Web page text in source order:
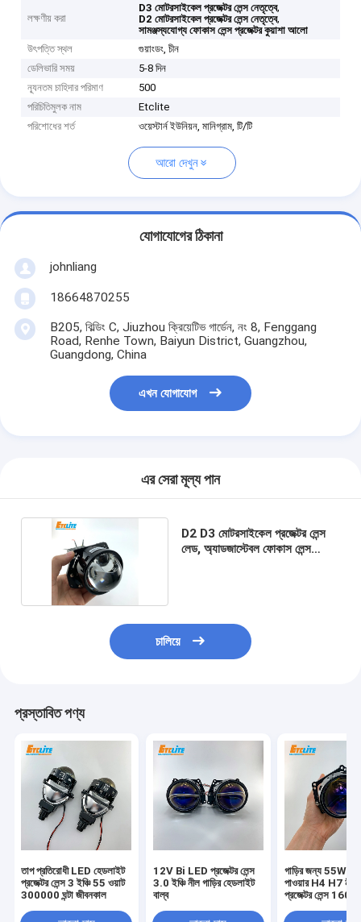
লক্ষণীয় করা
D3 মোটরসাইকেল প্রজেক্টর লেন্স নেতৃত্বে,
D2 মোটরসাইকেল প্রজেক্টর লেন্স নেতৃত্বে,
সামঞ্জস্যযোগ্য ফোকাস লেন্স প্রজেক্টর কুয়াশা আলো
উৎপত্তি স্থল
গুয়াংডং, চীন
ডেলিভারি সময়
5-8 দিন
ন্যূনতম চাহিদার পরিমাণ
500
পরিচিতিমুলক নাম
Etclite
পরিশোধের শর্ত
ওয়েস্টার্ন ইউনিয়ন, মানিগ্রাম, টি/টি
আরো দেখুন
যোগাযোগের ঠিকানা
johnliang
18664870255
B205, বিল্ডিং C, Jiuzhou ক্রিয়েটিভ গার্ডেন, নং 8, Fenggang
Road, Renhe Town, Baiyun District, Guangzhou,
Guangdong, China
এখন যোগাযোগ
এর সেরা মূল্য পান
D2 D3 মোটরসাইকেল প্রজেক্টর লেন্স
লেড, অ্যাডজাস্টেবল ফোকাস লেন্স
চালিয়ে
প্রস্তাবিত পণ্য
তাপ প্রতিরোধী LED হেডলাইট
প্রজেক্টর লেন্স 3 ইঞ্চি 55 ওয়াট
300000 ঘন্টা জীবনকাল
12V Bi LED প্রজেক্টর লেন্স
3.0 ইঞ্চি নীল গাড়ির হেডলাইট
বাল্ব
গাড়ির জন্য
পাওয়ার H4 H7
প্রজেক্টর লেন্স